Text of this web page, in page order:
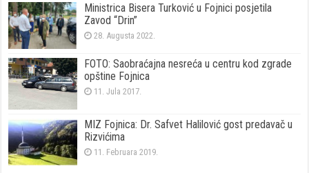
Ministrica Bisera Turković u Fojnici posjetila
Zavod “Drin”
28. Augusta 2022.
FOTO: Saobraćajna nesreća u centru kod zgrade
opštine Fojnica
11. Jula 2017.
MIZ Fojnica: Dr. Safvet Halilović gost predavač u
Rizvićima
11. Februara 2019.